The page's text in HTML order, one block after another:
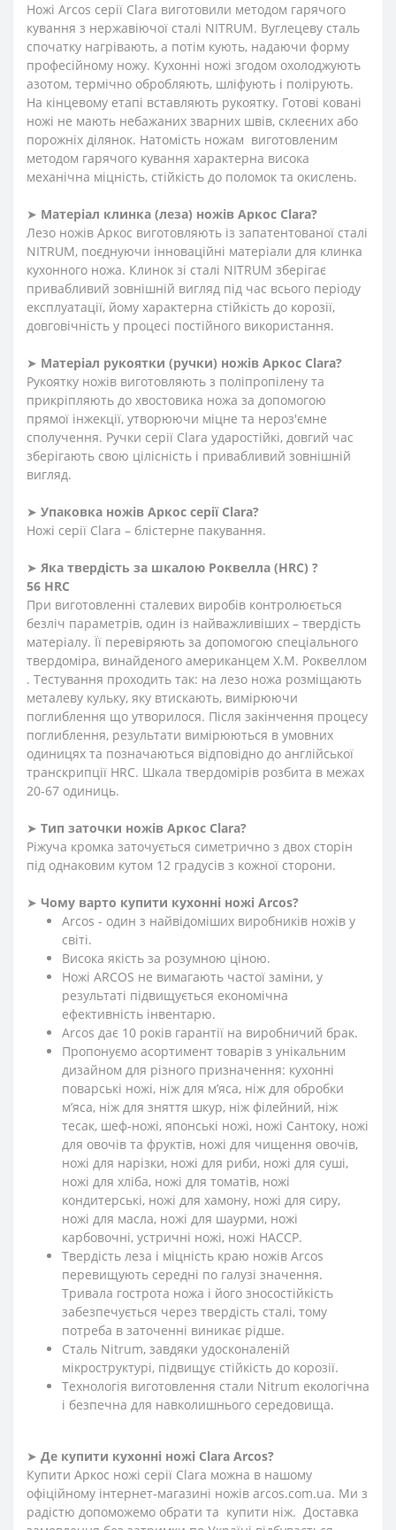
Ножі Arcos серії Clara виготовили методом гарячого
кування з нержавіючої сталі NITRUM. Вуглецеву сталь
спочатку нагрівають, а потім кують, надаючи форму
професійному ножу. Кухонні ножі згодом охолоджують
азотом, термічно обробляють, шліфують і полірують.
На кінцевому етапі вставляють рукоятку. Готові ковані
ножі не мають небажаних зварних швів, склеєних або
порожніх ділянок. Натомість ножам виготовленим
методом гарячого кування характерна висока
механічна міцність, стійкість до поломок та окислень.
➤ Матеріал клинка (леза) ножів Аркос Clara?
Лезо ножів Аркос виготовляють із запатентованої сталі
NITRUM, поєднуючи інноваційні матеріали для клинка
кухонного ножа. Клинок зі сталі NITRUM зберігає
привабливий зовнішній вигляд під час всього періоду
експлуатації, йому характерна стійкість до корозії,
довговічність у процесі постійного використання.
➤ Матеріал рукоятки (ручки) ножів Аркос Clara?
Рукоятку ножів виготовляють з поліпропілену та
прикріпляють до хвостовика ножа за допомогою
прямої інжекції, утворюючи міцне та нероз'ємне
сполучення. Ручки серії Clara ударостійкі, довгий час
зберігають свою цілісність і привабливий зовнішній
вигляд.
➤ Упаковка ножів Аркос серіїClara?
Ножі серії Clara – блістерне пакування.
➤ Яка твердість за шкалою Роквелла (HRC) ?
56 HRC
При виготовленні сталевих виробів контролюється
безліч параметрів, один із найважливіших – твердість
матеріалу. Її перевіряють за допомогою спеціального
твердоміра, винайденого американцем Х.М. Роквеллом
. Тестування проходить так: на лезо ножа розміщають
металеву кульку, яку втискають, вимірюючи
поглиблення що утворилося. Після закінчення процесу
поглиблення, результати вимірюються в умовних
одиницях та позначаються відповідно до англійської
транскрипції HRC. Шкала твердомірів розбита в межах
20-67 одиниць.
➤ Тип заточки ножів Аркос Clara?
Ріжуча кромка заточується симетрично з двох сторін
під однаковим кутом 12 градусів з кожної сторони.
➤ Чому варто купити кухонні ножі Arcos?
Arcos - один з найвідоміших виробників ножів у
світі.
Висока якість за розумною ціною.
Ножі ARCOS не вимагають частої заміни, у
результаті підвищується економічна
ефективність інвентарю.
Arcos дає 10 років гарантії на виробничий брак.
Пропонуємо асортимент товарів з унікальним
дизайном для різного призначення: кухонні
поварські ножі, ніж для м’яса, ніж для обробки
м’яса, ніж для зняття шкур, ніж філейний, ніж
тесак, шеф-ножі, японські ножі, ножі Сантоку, ножі
для овочів та фруктів, ножі для чищення овочів,
ножі для нарізки, ножі для риби, ножі для суші,
ножі для хліба, ножі для томатів, ножі
кондитерські, ножі для хамону, ножі для сиру,
ножі для масла, ножі для шаурми, ножі
карбовочні, устричні ножі, ножі HACCP.
Твердість леза і міцність краю ножів Arcos
перевищують середні по галузі значення.
Тривала гострота ножа і його зносостійкість
забезпечується через твердість сталі, тому
потреба в заточенні виникає рідше.
Сталь Nitrum, завдяки удосконаленій
мікроструктурі, підвищує стійкість до корозії.
Технологія виготовлення стали Nitrum екологічна
і безпечна для навколишнього середовища.
➤ Де купити кухонні ножі Clara Arcos?
Купити Аркос ножі серії Clara можна в нашому
офіційному інтернет-магазині ножів arcos.com.ua. Ми з
радістю допоможемо обрати та купити ніж. Доставка